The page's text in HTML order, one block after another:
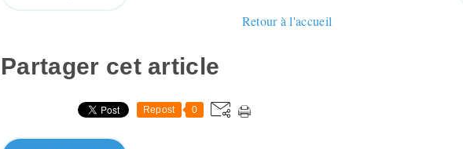
Retour à l'accueil
Partager cet article
Repost 0